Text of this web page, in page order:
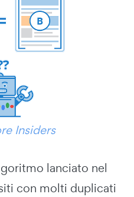
Insiders
lanciato nel
con molti duplicati